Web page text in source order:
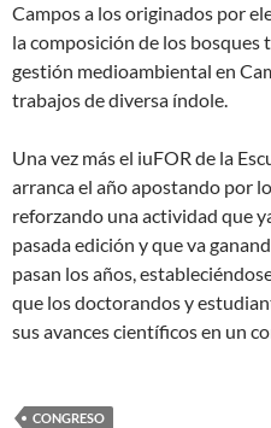
Campos a los originados por
la composición de los bosques
gestión medioambiental en
trabajos de diversa índole.
Una vez más el iuFOR de la
arranca el año apostando por
reforzando una actividad que
pasada edición y que va
pasan los años,
que los doctorandos y
sus avances científicos en un
CONGRESO